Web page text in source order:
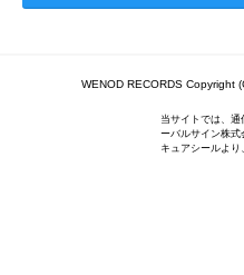
WENOD RECORDS Copyright
当サイトでは、
ーバルサイン株式
キュアシールより